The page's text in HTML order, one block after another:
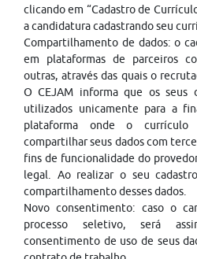
clicando em “Cadastro de
a candidatura cadastrando seu
Compartilhamento de dados: o
em plataformas de parceiros
outras, através das quais o
O CEJAM informa que os seus
utilizados unicamente para a
plataforma onde o currículo
compartilhar seus dados com
fins de funcionalidade do
legal. Ao realizar o seu
compartilhamento desses dados.
Novo consentimento: caso o
processo seletivo, será
consentimento de uso de seus